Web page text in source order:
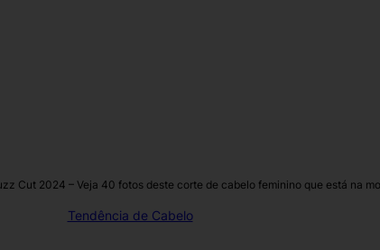
Cut 2024 – Veja 40 fotos deste corte de cabelo feminino que está na
Tendência de Cabelo